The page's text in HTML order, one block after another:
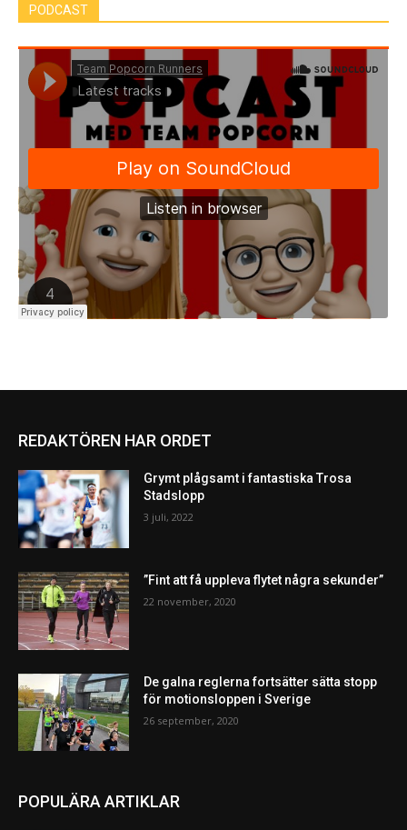
PODCAST
REDAKTÖREN HAR ORDET
Grymt plågsamt i fantastiska Trosa
Stadslopp
3 juli, 2022
”Fint att få uppleva flytet några sekunder”
22 november, 2020
De galna reglerna fortsätter sätta stopp
för motionsloppen i Sverige
26 september, 2020
POPULÄRA ARTIKLAR